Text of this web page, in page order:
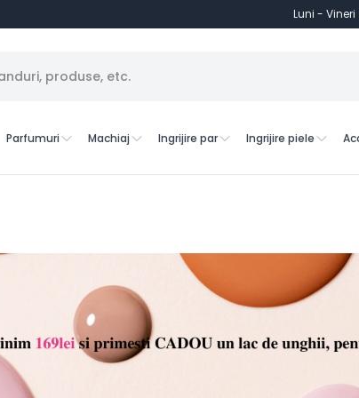
Luni - Vineri
Parfumuri Machiaj Ingrijire par Ingrijire piele